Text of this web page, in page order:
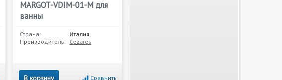
MARGOT-VDIM-01-M для
ванны
Страна:
Италия
Производитель: Cezares
В корзину Сравнить